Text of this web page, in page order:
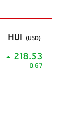
HUI (USD)
218.53
0.67